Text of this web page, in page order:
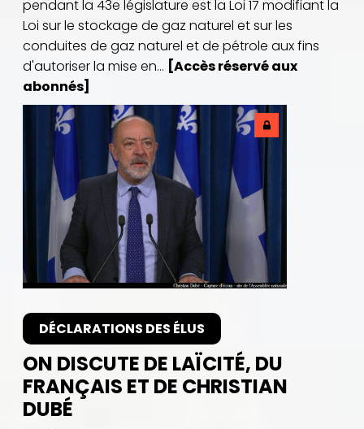
pendant la 43e législature est la Loi 17 modifiant la
Loi sur le stockage de gaz naturel et sur les
conduites de gaz naturel et de pétrole aux fins
d'autoriser la mise en... [Accès réservé aux
abonnés]
DÉCLARATIONS DES ÉLUS
ON DISCUTE DE LAÏCITÉ, DU
FRANÇAIS ET DE CHRISTIAN
DUBÉ